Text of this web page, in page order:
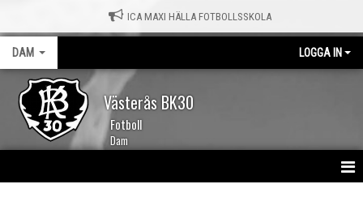
ICA MAXI HÄLLA FOTBOLLSSKOLA
DAM LOGGA IN
Västerås BK30
Fotboll
Dam